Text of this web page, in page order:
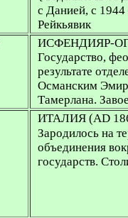
с Данией, с
Рейкьявик
ИСФЕНДИЯР-
Государство,
результате
Османским
Тамерлана.
ИТАЛИЯ (AD
Зародилось на
объединения
государств.